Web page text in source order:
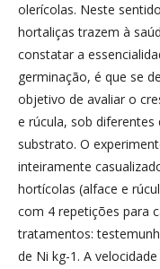
olerícolas. Neste
hortaliças trazem à
constatar a
germinação, é que se
objetivo de avaliar o
e rúcula, sob
substrato. O
inteiramente
hortícolas (alface e
com 4 repetições para
tratamentos:
de Ni kg-1. A